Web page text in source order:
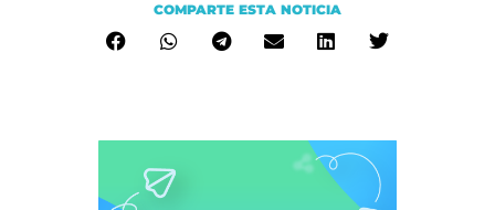
COMPARTE ESTA NOTICIA